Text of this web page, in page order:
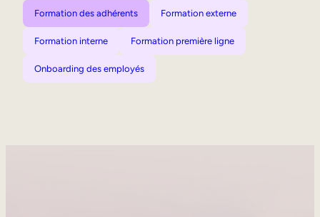
Formation des adhérents Formation externe
Formation interne Formation première ligne
Onboarding des employés